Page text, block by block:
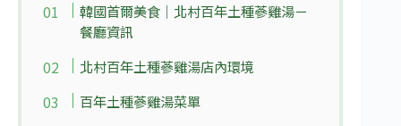
韓國首爾美食｜北村百年土種蔘雞湯－
餐廳資訊
北村百年土種蔘雞湯店內環境
百年土種蔘雞湯菜單